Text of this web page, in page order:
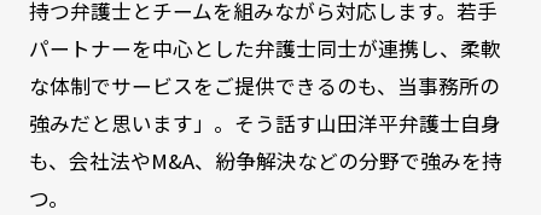
持つ弁護士とチームを組みながら対応します。若手
パートナーを中心とした弁護士同士が連携し、柔軟
な体制でサービスをご提供できるのも、当事務所の
強みだと思います」。そう話す山田洋平弁護士自身
も、会社法やM&A、紛争解決などの分野で強みを持
つ。